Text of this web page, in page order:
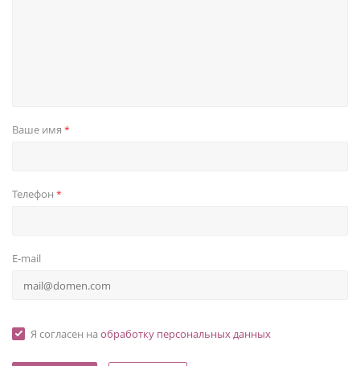
Ваше имя *
Телефон *
E-mail
Я согласен на обработку персональных данных